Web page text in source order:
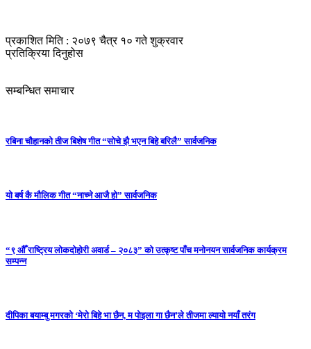
प्रकाशित मिति : २०७९ चैत्र १० गते शुक्रवार
प्रतिक्रिया दिनुहोस
सम्बन्धित समाचार
रबिना चौहानको तीज बिशेष गीत “सोचे झै भएन बिहे बरिलै” सार्वजनिक
यो बर्ष कै मौलिक गीत “नाच्ने आजै हो” सार्वजनिक
“९ औँ राष्ट्रिय लोकदोहोरी अवार्ड – २०८३” को उत्कृष्ट पाँच मनोनयन सार्वजनिक कार्यक्रम
सम्पन्न
दीपिका बयाम्बु मगरको ‘मेरो बिहे भा छैन, म पोइला गा छैन’ले तीजमा ल्यायो नयाँ तरंग